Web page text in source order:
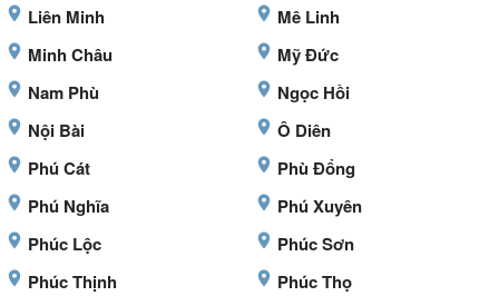
Liên Minh
Mê Linh
Minh Châu
Mỹ Đức
Nam Phù
Ngọc Hồi
Nội Bài
Ô Diên
Phú Cát
Phù Đổng
Phú Nghĩa
Phú Xuyên
Phúc Lộc
Phúc Sơn
Phúc Thịnh
Phúc Thọ